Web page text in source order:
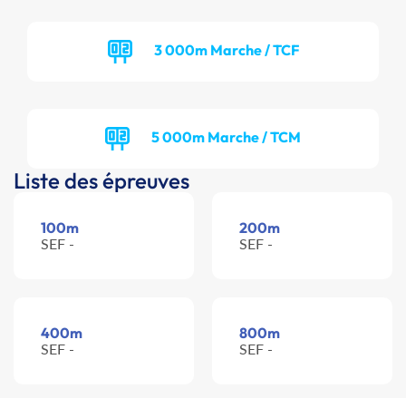
3 000m Marche / TCF
5 000m Marche / TCM
Liste des épreuves
100m
SEF -
200m
SEF -
400m
SEF -
800m
SEF -